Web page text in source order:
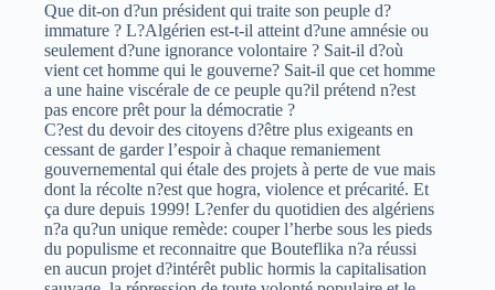
Que dit-on d?un président qui traite son peuple d?
immature ? L?Algérien est-t-il atteint d?une amnésie ou
seulement d?une ignorance volontaire ? Sait-il d?où
vient cet homme qui le gouverne? Sait-il que cet homme
a une haine viscérale de ce peuple qu?il prétend n?est
pas encore prêt pour la démocratie ?
C?est du devoir des citoyens d?être plus exigeants en
cessant de garder l’espoir à chaque remaniement
gouvernemental qui étale des projets à perte de vue mais
dont la récolte n?est que hogra, violence et précarité. Et
ça dure depuis 1999! L?enfer du quotidien des algériens
n?a qu?un unique remède: couper l’herbe sous les pieds
du populisme et reconnaitre que Bouteflika n?a réussi
en aucun projet d?intérêt public hormis la capitalisation